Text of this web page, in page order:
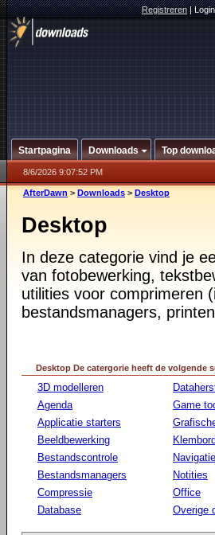
Registreren|
Startpagina Downloads Top
8/6/2026 9:07:52 PM
AfterDawn > Downloads > Desktop
Desktop
In deze categorie vind je
van fotobewerking,
utilities voor comprimeren
bestandsmanagers,
Desktop De catergorie heeft de volgende
3D modelleren
Agenda
Applicatie starters
Beeldbewerking
Bestandscontrole
Bestandsmanagers
Compressie
Database
Game
Klembord
Notities
Office
Overige